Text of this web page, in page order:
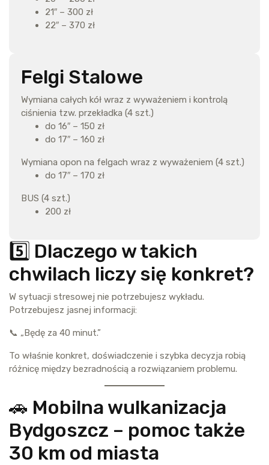
21″ – 300 zł
22″ – 370 zł
Felgi Stalowe
Wymiana całych kół wraz z wyważeniem i kontrolą
ciśnienia tzw. przekładka (4 szt.)
do 16″ – 150 zł
do 17″ – 160 zł
Wymiana opon na felgach wraz z wyważeniem (4 szt.)
do 17″ – 170 zł
BUS (4 szt.)
200 zł
5️⃣ Dlaczego w takich
chwilach liczy się konkret?
W sytuacji stresowej nie potrzebujesz wykładu.
Potrzebujesz jasnej informacji:
📞 „Będę za 40 minut.”
To właśnie konkret, doświadczenie i szybka decyzja robią
różnicę między bezradnością a rozwiązaniem problemu.
🚗 Mobilna wulkanizacja
Bydgoszcz – pomoc także
30 km od miasta